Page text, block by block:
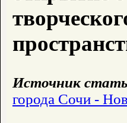
Источник
города Сочи -